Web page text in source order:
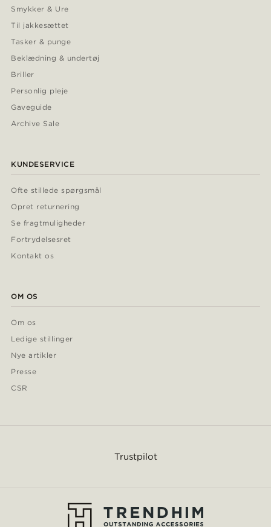
Smykker & Ure
Til jakkesættet
Tasker & punge
Beklædning & undertøj
Briller
Personlig pleje
Gaveguide
Archive Sale
KUNDESERVICE
Ofte stillede spørgsmål
Opret returnering
Se fragtmuligheder
Fortrydelsesret
Kontakt os
OM OS
Om os
Ledige stillinger
Nye artikler
Presse
CSR
Trustpilot